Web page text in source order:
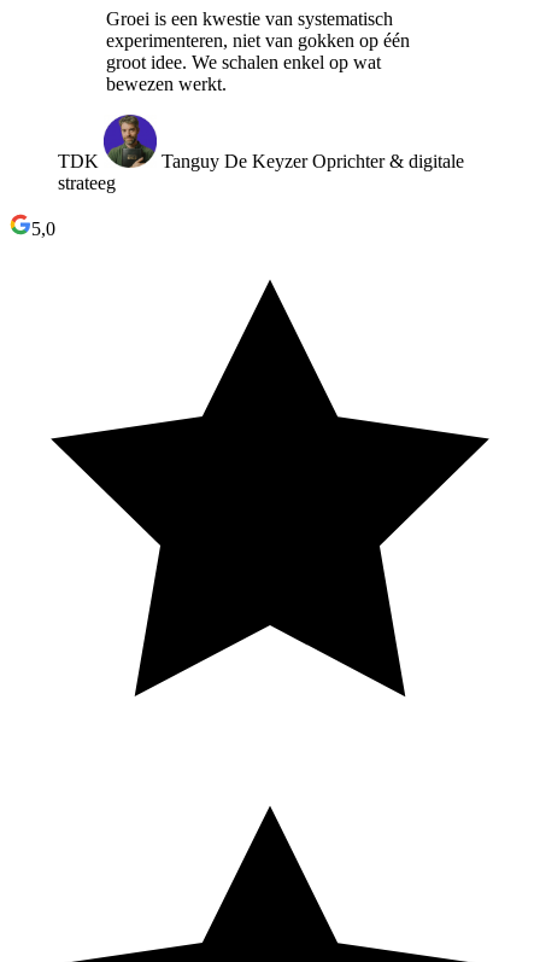
Groei is een kwestie van systematisch
experimenteren, niet van gokken op één
groot idee. We schalen enkel op wat
bewezen werkt.
TDK Tanguy De Keyzer Oprichter & digitale
strateeg
5,0